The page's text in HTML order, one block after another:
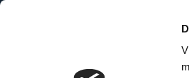
Skip